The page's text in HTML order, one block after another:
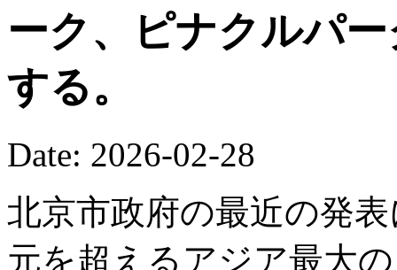
ーク、ピナクルパ
する。
Date: 2026-02-28
北京市政府の最近の発
元を超えるアジア最大